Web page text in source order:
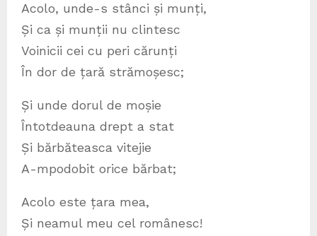
Acolo, unde-s stânci și munți,
Și ca și munții nu clintesc
Voinicii cei cu peri cărunți
În dor de țară strămoșesc;
Și unde dorul de moșie
Întotdeauna drept a stat
Și bărbăteasca vitejie
A-mpodobit orice bărbat;
Acolo este țara mea,
Și neamul meu cel românesc!